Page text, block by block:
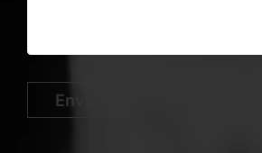
Enviar